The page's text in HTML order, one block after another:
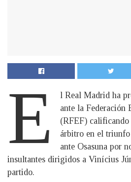
E
l Real Madrid ha
ante la Federación
(RFEF)
árbitro en el
ante Osasuna por
insultantes dirigidos a Vinícius
partido.